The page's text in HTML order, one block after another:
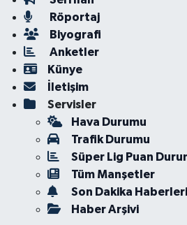
Röportaj
Biyografi
Anketler
Künye
İletişim
Servisler
Hava Durumu
Trafik Durumu
Süper Lig Puan
Tüm Manşetler
Son Dakika Haberleri
Haber Arşivi